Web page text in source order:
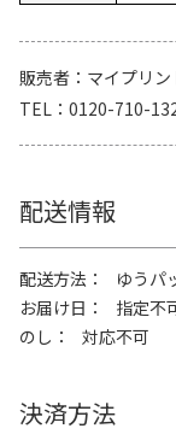
販売者
マイプリ
TEL
0120-710-
配送情報
配送方法
ゆうパ
お届け日
指定不
のし
対応不可
決済方法